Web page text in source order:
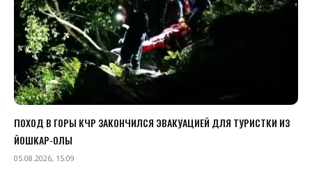
ПОХОД В ГОРЫ КЧР ЗАКОНЧИЛСЯ ЭВАКУАЦИЕЙ ДЛЯ ТУРИСТКИ ИЗ
ЙОШКАР-ОЛЫ
05.08.2026, 15:09